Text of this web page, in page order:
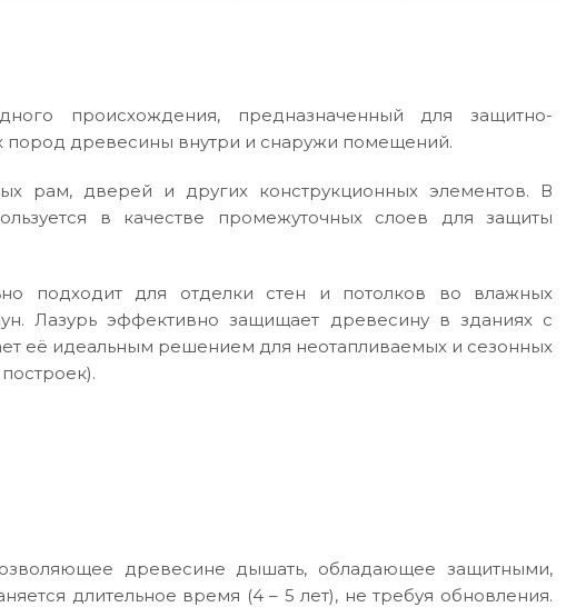
происхождения, предназначенный для защитно-
пород древесины внутри и снаружи помещений.
рам, дверей и других конструкционных элементов. В
в качестве промежуточных слоев для защиты
подходит для отделки стен и потолков во влажных
Лазурь эффективно защищает древесину в зданиях с
её идеальным решением для неотапливаемых и сезонных
древесине дышать, обладающее защитными,
длительное время (4 – 5 лет), не требуя обновления.